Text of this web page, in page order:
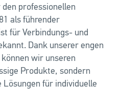
professionellen
als führender
für Verbindungs- und
Dank unserer engen
wir unseren
Produkte, sondern
Lösungen für individuelle